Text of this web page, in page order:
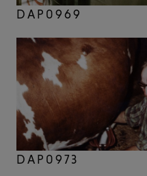
DAP0969
DAP0973